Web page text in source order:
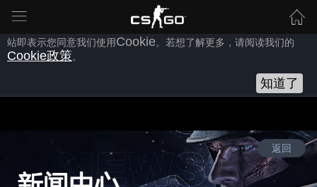
为向您提供良好的网站使用体验，完美世界网站会使用自身或第三方
，以作为安全、技术、分析、推广等之用。继续浏览本网
站即表示您同意我们使用Cookie。若想了解更多，请阅读我们的
Cookie政策。
知道了
返回